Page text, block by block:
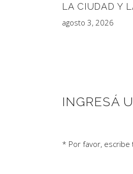
LA CIUDAD Y
agosto 3, 2026
INGRESÁ